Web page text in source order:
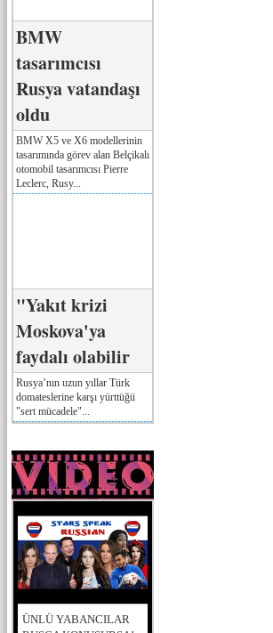
BMW
tasarımcısı
Rusya vatandaşı
oldu
BMW X5 ve X6 modellerinin
tasarımında görev alan Belçikalı
otomobil tasarımcısı Pierre
Leclerc, Rusy...
"Yakıt krizi
Moskova'ya
faydalı olabilir
Rusya’nın uzun yıllar Türk
domateslerine karşı yürttüğü
"sert mücadele"...
ÜNLÜ YABANCILAR